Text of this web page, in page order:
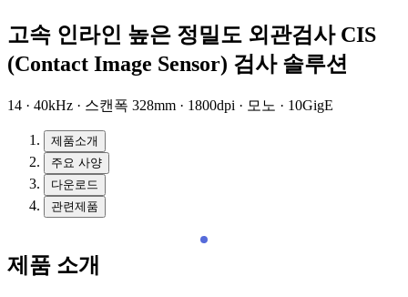
고속 인라인 높은 정밀도 외관검사 CIS
(Contact Image Sensor) 검사 솔루션
14 · 40kHz · 스캔폭 328mm · 1800dpi · 모노 · 10GigE
제품소개
주요 사양
다운로드
관련제품
제품 소개